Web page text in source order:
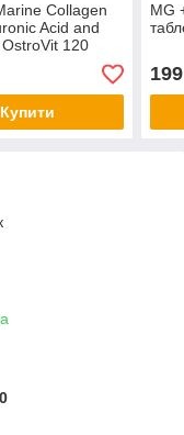
Collagen
Acid and
120
Купити
MG
199